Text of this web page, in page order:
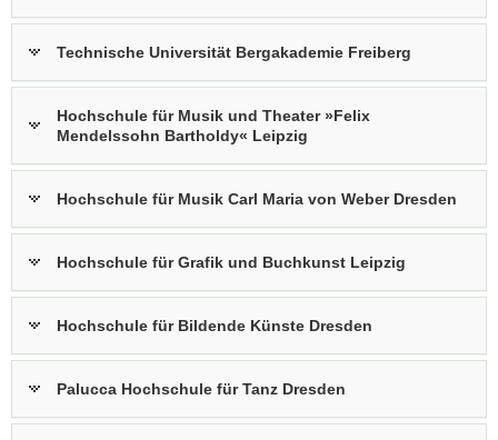
Technische Universität Bergakademie Freiberg
Hochschule für Musik und Theater »Felix
Mendelssohn Bartholdy« Leipzig
Hochschule für Musik Carl Maria von Weber Dresden
Hochschule für Grafik und Buchkunst Leipzig
Hochschule für Bildende Künste Dresden
Palucca Hochschule für Tanz Dresden